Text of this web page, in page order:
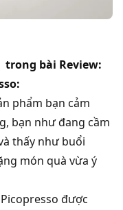
trong bài Review:
phẩm bạn cảm
bạn như đang cầm
thấy như buổi
món quà vừa ý
được